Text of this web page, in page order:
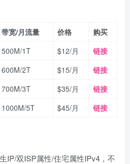
带宽/月流量 价格
购买
500M/1T $12/月
链接
600M/2T $15/月
链接
700M/3T $35/月
链接
1000M/5T $45/月 链接
IP/双ISP属性/住宅属性IPv4，不